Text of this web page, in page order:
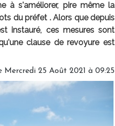
à s'améliorer, pire même la
du préfet . Alors que depuis
instauré, ces mesures sont
clause de revoyure est
Mercredi 25 Août 2021 à 09:25